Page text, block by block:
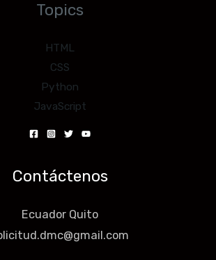
Topics
HTML
CSS
Python
JavaScript
Contáctenos
Ecuador Quito